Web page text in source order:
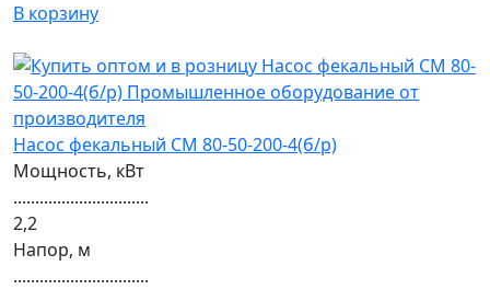
В корзину
Насос фекальный СМ 80-50-200-4(б/р)
Мощность, кВт
...............................
2,2
Напор, м
...............................